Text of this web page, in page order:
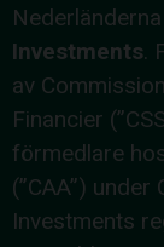
Investments.
av
Financier
förmedlare
(”CAA”)
Investments